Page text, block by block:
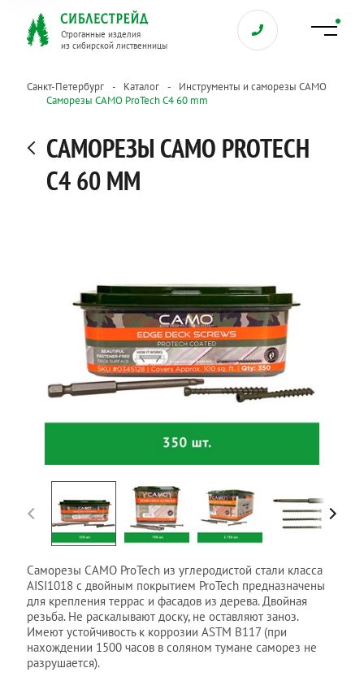
Строганные изделия
из сибирской лиственницы
Санкт-Петербург Каталог
Инструменты и саморезы CAMO
Саморезы CAMO ProTech C4 60 mm
САМОРЕЗЫ CAMO PROTECH
C4 60 MM
Саморезы CAMO ProTech из углеродистой стали класса
AISI1018 с двойным покрытием ProTech предназначены
для крепления террас и фасадов из дерева. Двойная
резьба. Не раскалывают доску, не оставляют заноз.
Имеют устойчивость к коррозии ASTM B117 (при
нахождении 1500 часов в соляном тумане саморез не
разрушается).